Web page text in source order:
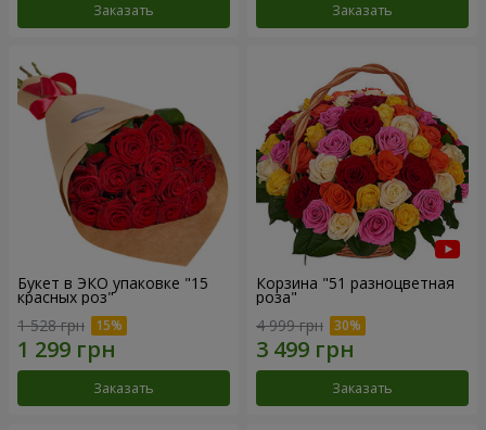
Заказать Заказать
Букет в ЭКО упаковке "15
красных роз"
1 528 грн
Заказать
Корзина "51 разноцветная
роза"
4 999 грн
Заказать